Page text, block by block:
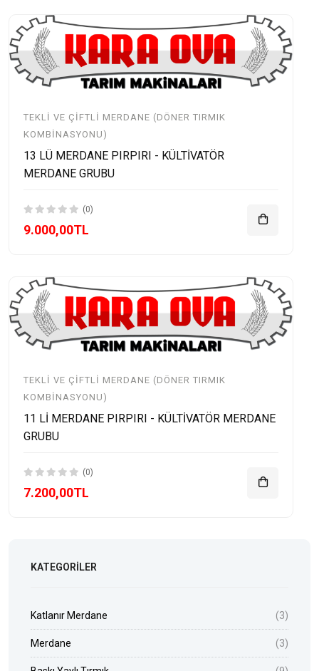
TEKLI VE ÇIFTLI MERDANE (DÖNER TIRMIK
KOMBINASYONU)
13 LÜ MERDANE PIRPIRI - KÜLTİVATÖR
MERDANE GRUBU
(0)
9.000,00TL
TEKLI VE ÇIFTLI MERDANE (DÖNER TIRMIK
KOMBINASYONU)
11 Lİ MERDANE PIRPIRI - KÜLTİVATÖR MERDANE
GRUBU
(0)
7.200,00TL
KATEGORILER
Katlanır Merdane (3)
Merdane (3)